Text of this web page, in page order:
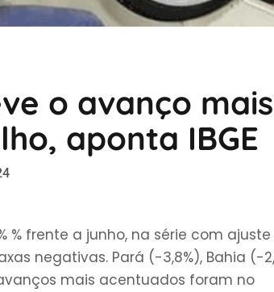
o avanço mais
aponta IBGE
% frente a junho, na série com ajuste
negativas. Pará (-3,8%), Bahia (-
mais acentuados foram no